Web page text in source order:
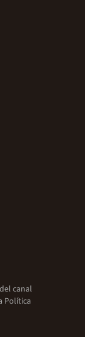
canal
Política